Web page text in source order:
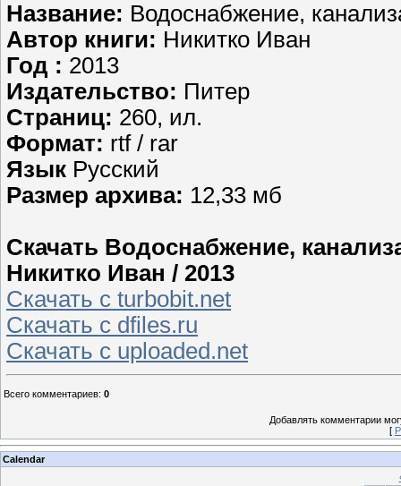
Название: Водоснабжение,
Автор книги: Никитко Иван
Год : 2013
Издательство: Питер
Страниц: 260, ил.
Формат: rtf / rar
Язык Русский
Размер архива: 12,33 мб
Скачать Водоснабжение,
Никитко Иван / 2013
Скачать с turbobit.net
Скачать с dfiles.ru
Скачать с uploaded.net
Всего комментариев: 0
Добавлять комментарии
[
Calendar